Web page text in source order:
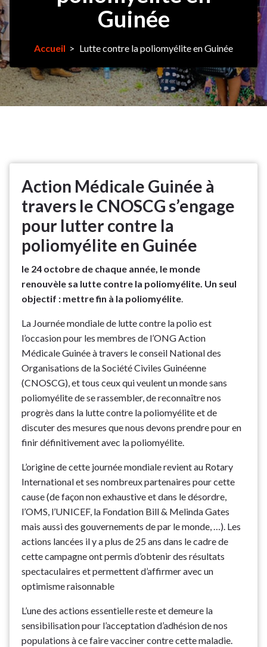
Guinée
Accueil > Lutte contre la poliomyélite en Guinée
Action Médicale Guinée à
travers le CNOSCG s’engage
pour lutter contre la
poliomyélite en Guinée
le 24 octobre de chaque année, le monde
renouvèle sa lutte contre la poliomyélite. Un seul
objectif : mettre fin à la poliomyélite
La Journée mondiale de lutte contre la polio est
l’occasion pour les membres de l’ONG Action
Médicale Guinée à travers le conseil National des
Organisations de la Société Civiles Guinéenne
(CNOSCG), et tous ceux qui veulent un monde sans
poliomyélite de se rassembler, de reconnaître nos
progrès dans la lutte contre la poliomyélite et de
discuter des mesures que nous devons prendre pour en
finir définitivement avec la poliomyélite.
L’origine de cette journée mondiale revient au Rotary
International et ses nombreux partenaires pour cette
cause (de façon non exhaustive et dans le désordre,
l’OMS, l’UNICEF, la Fondation Bill & Melinda Gates
mais aussi des gouvernements de par le monde, …). Les
actions lancées il y a plus de 25 ans dans le cadre de
cette campagne ont permis d’obtenir des résultats
spectaculaires et permettent d’affirmer avec un
optimisme raisonnable
L’une des actions essentielle reste et demeure la
sensibilisation pour l’acceptation d’adhésion de nos
populations à ce faire vacciner contre cette maladie.